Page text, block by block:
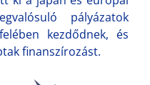
pályázatok
kezdődnek, és
finanszírozást.